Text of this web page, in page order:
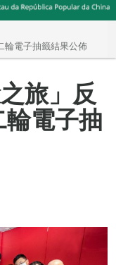
輪電子抽籤結果公佈
旅」反
電子抽